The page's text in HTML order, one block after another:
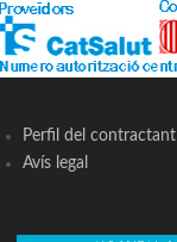
Perfil del contractant
Avís legal